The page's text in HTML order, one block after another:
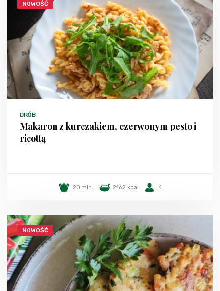
NOWOŚĆ
DRÓB
Makaron z kurczakiem, czerwonym pesto i
ricottą
20 min. 2162 kcal 4
NOWOŚĆ